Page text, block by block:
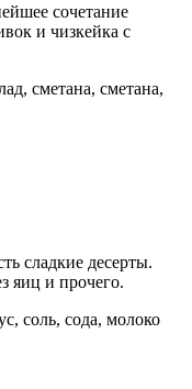
сочетание
и чизкейка с
сметана, сметана,
сладкие десерты.
яиц и прочего.
соль, сода, молоко